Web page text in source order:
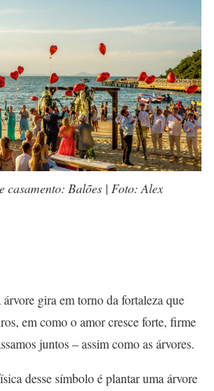
casamento: Balões | Foto: Alex
gira em torno da fortaleza que
em como o amor cresce forte, firme
juntos – assim como as árvores.
desse símbolo é plantar uma árvore